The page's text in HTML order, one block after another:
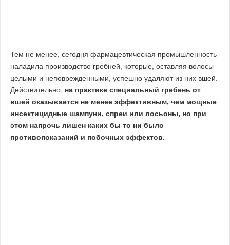
Тем не менее, сегодня фармацевтическая промышленность
наладила производство гребней, которые, оставляя волосы
целыми и неповрежденными, успешно удаляют из них вшей.
Действительно, на практике специальный гребень от
вшей оказывается не менее эффективным, чем мощные
инсектицидные шампуни, спреи или лосьоны, но при
этом напрочь лишен каких бы то ни было
противопоказаний и побочных эффектов.